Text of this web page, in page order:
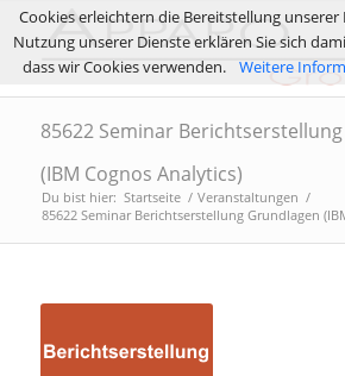
85622 Seminar
(IBM Cognos Analytics)
Du bist hier: Startseite / Veranstaltungen /
85622 Seminar Berichtserstellung Grundlagen
Cookies erleichtern die Bereitstellung unserer
Nutzung unserer Dienste erklären Sie sich
dass wir Cookies verwenden.
Weitere